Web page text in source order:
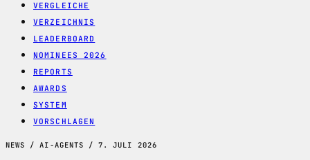
VERGLEICHE
VERZEICHNIS
LEADERBOARD
NOMINEES 2026
REPORTS
AWARDS
SYSTEM
VORSCHLAGEN
NEWS / AI-AGENTS / 7. JULI 2026